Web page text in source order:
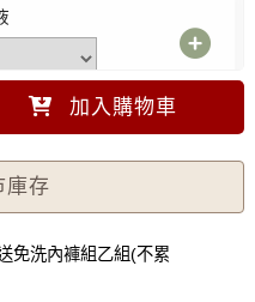
毛髮箍
(現省30元)
絲襪
加入購物車
庫存
免洗內褲組乙組(不累